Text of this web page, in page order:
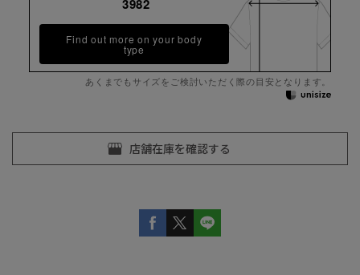
3982
Find out more on your body
type
あくまでもサイズをご検討いただく際の目安となります。